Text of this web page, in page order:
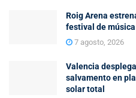
Roig Arena
festival de
7 agosto, 2026
Valencia
salvamento en
solar total